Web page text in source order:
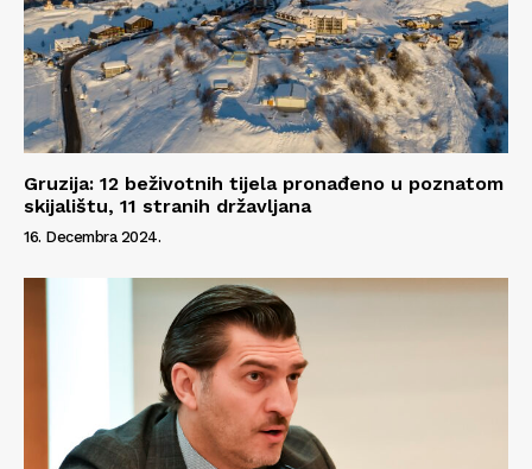
Gruzija: 12 beživotnih tijela pronađeno u poznatom
skijalištu, 11 stranih državljana
16. Decembra 2024.